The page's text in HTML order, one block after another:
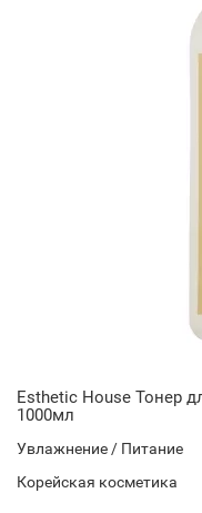
Esthetic House Тонер
1000мл
Увлажнение / Питание
Корейская косметика